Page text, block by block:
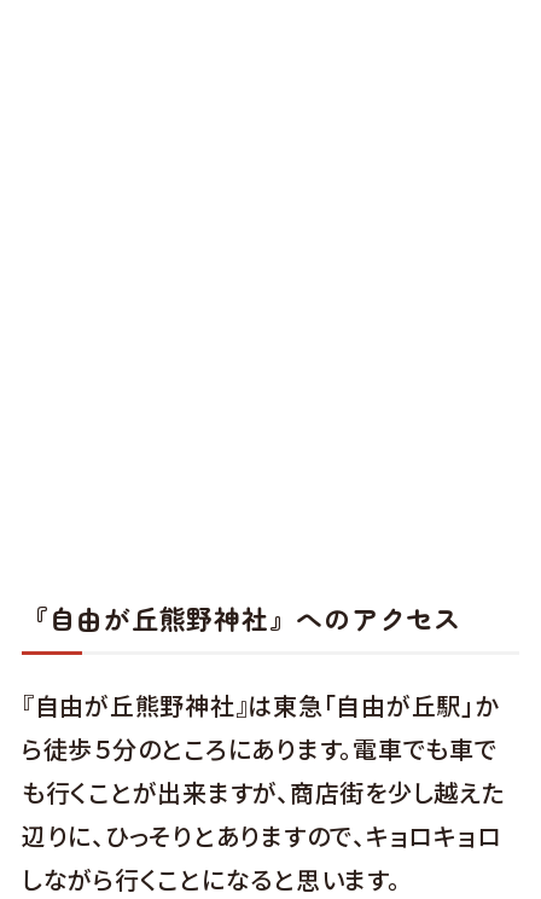
『自由が丘熊野神社』へのアクセス
『自由が丘熊野神社』は東急「自由が丘駅」か
ら徒歩５分のところにあります。電車でも車で
も行くことが出来ますが、商店街を少し越えた
辺りに、ひっそりとありますので、キョロキョロ
しながら行くことになると思います。